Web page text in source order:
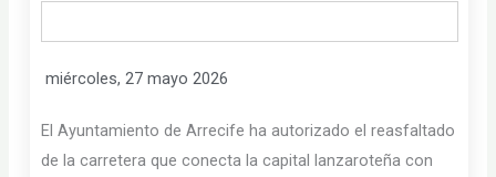
miércoles, 27 mayo 2026
El Ayuntamiento de Arrecife ha autorizado el reasfaltado
de la carretera que conecta la capital lanzaroteña con